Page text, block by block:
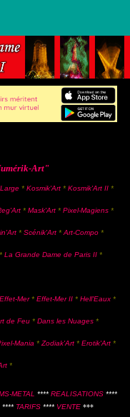
Art"
* Kosmik'Art* Kosmik'Art II*
* Mask'Art* Pixel-Magiens*
* Scénik'Art* Art-Compo*
La Grande Dame de Paris II *
Effet-Mer* Effet-Mer II * Hell'Eaux *
de Feu* Dans les Nuages*
Mania * Zodiak'Art * Erotik'Art *
*
METAL **** REALISATIONS ****
**** TARIFS **** VENTE ***